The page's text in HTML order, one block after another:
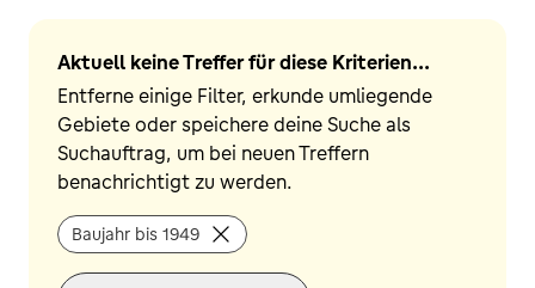
Aktuell keine Treffer für diese Kriterien...
Entferne einige Filter, erkunde umliegende
Gebiete oder speichere deine Suche als
Suchauftrag, um bei neuen Treffern
benachrichtigt zu werden.
Baujahr bis 1949